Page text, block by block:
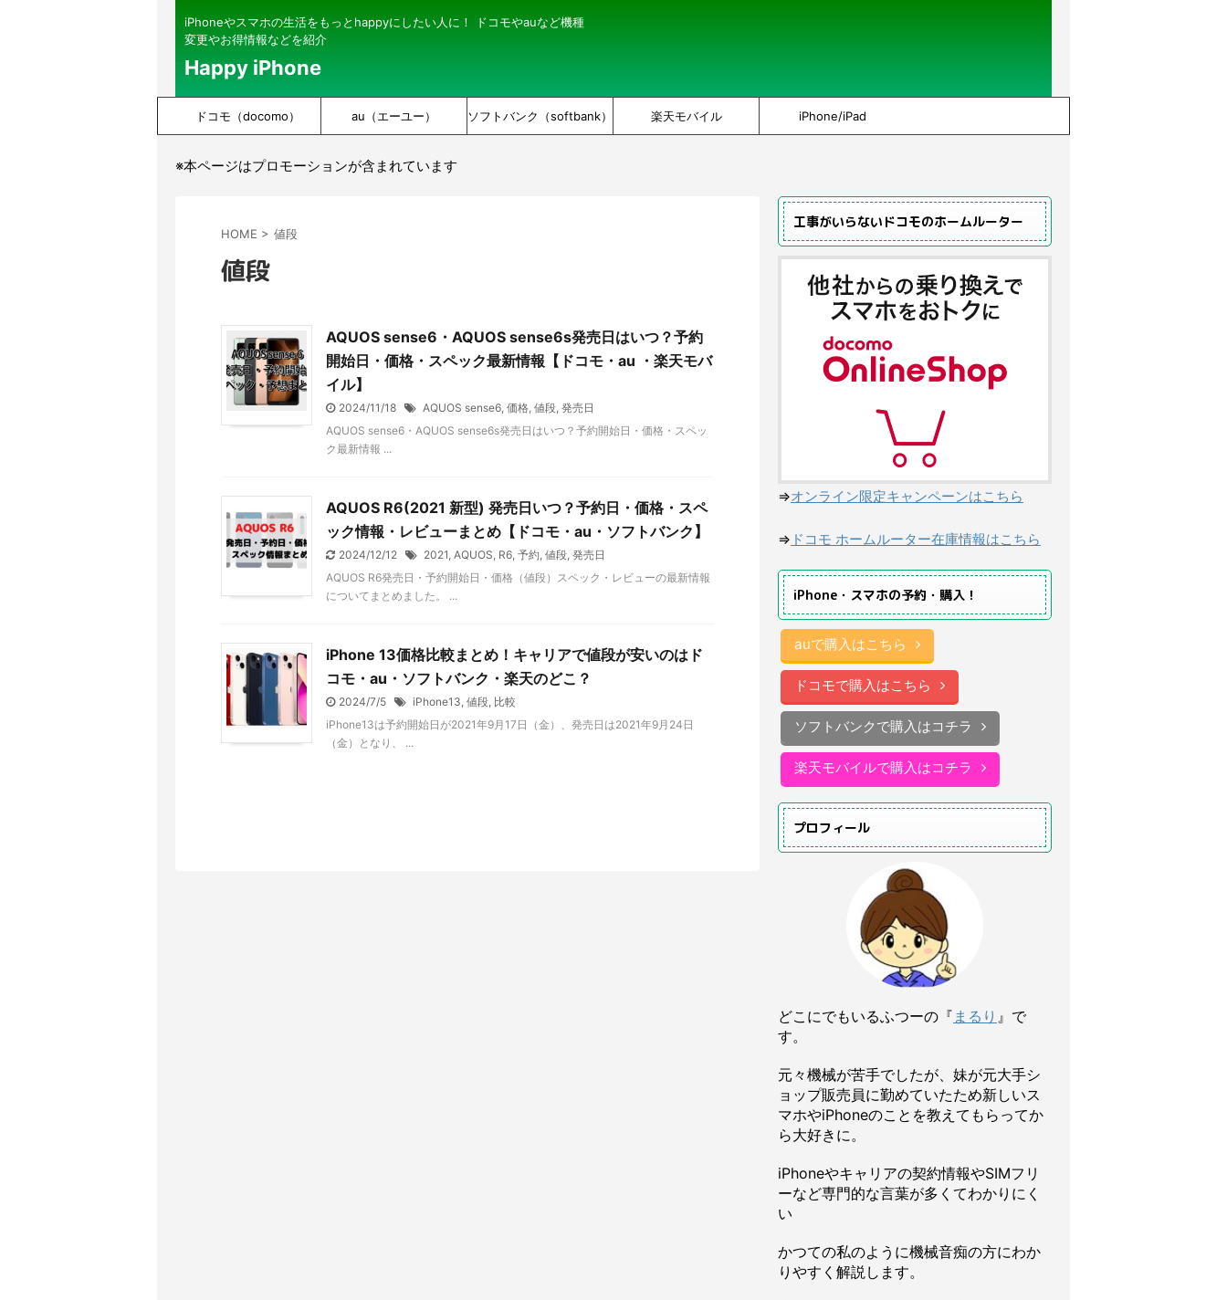
iPhoneやスマホの生活をもっとhappyにしたい人に！ ドコモやauなど機種
変更やお得情報などを紹介
Happy iPhone
ドコモ（docomo） au（エーユー） ソフトバンク（softbank） 楽天モバイル iPhone/iPad
※本ページはプロモーションが含まれています
HOME > 値段
値段
AQUOS sense6・AQUOS sense6s発売日はいつ？予約
開始日・価格・スペック最新情報【ドコモ・au ・楽天モバ
イル】
2024/11/18 AQUOS sense6, 価格, 値段, 発売日
AQUOS sense6・AQUOS sense6s発売日はいつ？予約開始日・価格・スペッ
ク最新情報 ...
AQUOS R6(2021 新型) 発売日いつ？予約日・価格・スペ
ック情報・レビューまとめ【ドコモ・au・ソフトバンク】
2024/12/12 2021, AQUOS, R6, 予約, 値段, 発売日
AQUOS R6発売日・予約開始日・価格（値段）スペック・レビューの最新情報
についてまとめました。 ...
iPhone 13価格比較まとめ！キャリアで値段が安いのはド
コモ・au・ソフトバンク・楽天のどこ？
2024/7/5 iPhone13, 値段, 比較
iPhone13は予約開始日が2021年9月17日（金）、発売日は2021年9月24日
（金）となり、 ...
工事がいらないドコモのホームルーター
⇒オンライン限定キャンペーンはこちら
⇒ ドコモ ホームルーター在庫情報はこちら
iPhone・スマホの予約・購入！
auで購入はこちら
ドコモで購入はこちら
ソフトバンクで購入はコチラ
楽天モバイルで購入はコチラ
プロフィール
どこにでもいるふつーの『 まるり 』で
す。
元々機械が苦手でしたが、妹が元大手シ
ョップ販売員に勤めていたため新しいス
マホやiPhoneのことを教えてもらってか
ら大好きに。
iPhoneやキャリアの契約情報やSIMフリ
ーなど専門的な言葉が多くてわかりにく
い
かつての私のように機械音痴の方にわか
りやすく解説します。